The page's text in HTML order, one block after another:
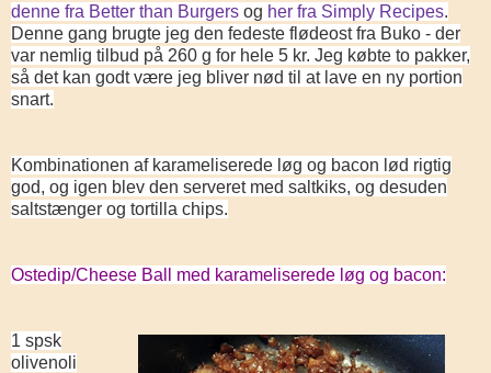
denne fra Better than Burgers og her fra Simply Recipes.
Denne gang brugte jeg den fedeste flødeost fra Buko - der
var nemlig tilbud på 260 g for hele 5 kr. Jeg købte to pakker,
så det kan godt være jeg bliver nød til at lave en ny portion
snart.
Kombinationen af karameliserede løg og bacon lød rigtig
god, og igen blev den serveret med saltkiks, og desuden
saltstænger og tortilla chips.
Ostedip/Cheese Ball med karameliserede løg og bacon:
1 spsk
olivenoli